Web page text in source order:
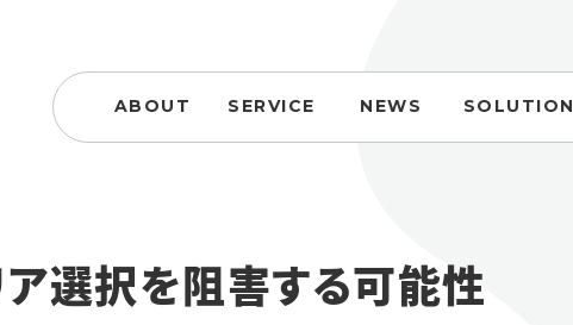
ABOUT SERVICE NEWS SOLUTION
ア選択を阻害する可能性